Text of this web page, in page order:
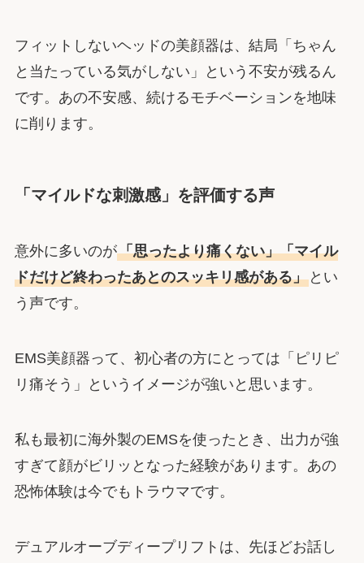
フィットしないヘッドの美顔器は、結局「ちゃん
と当たっている気がしない」という不安が残るん
です。あの不安感、続けるモチベーションを地味
に削ります。
「マイルドな刺激感」を評価する声
意外に多いのが「思ったより痛くない」「マイル
ドだけど終わったあとのスッキリ感がある」とい
う声です。
EMS美顔器って、初心者の方にとっては「ピリピ
リ痛そう」というイメージが強いと思います。
私も最初に海外製のEMSを使ったとき、出力が強
すぎて顔がビリッとなった経験があります。あの
恐怖体験は今でもトラウマです。
デュアルオーブディープリフトは、先ほどお話し